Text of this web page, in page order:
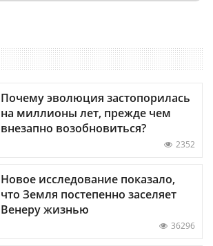
Почему эволюция застопорилась
на миллионы лет, прежде чем
внезапно возобновиться?
2352
Новое исследование показало,
что Земля постепенно заселяет
Венеру жизнью
36296